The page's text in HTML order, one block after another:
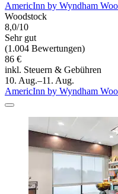
AmericInn by Wyndham
Woodstock
8,0/10
Sehr gut
(1.004 Bewertungen)
86 €
inkl. Steuern & Gebühren
10. Aug.–11. Aug.
AmericInn by Wyndham